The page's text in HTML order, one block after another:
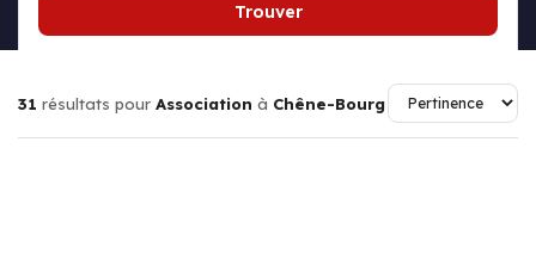
Trouver
31 résultats pour Association à Chêne-Bourg